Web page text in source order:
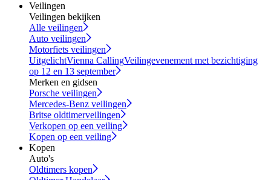
Veilingen
Veilingen bekijken
Alle veilingen
Auto veilingen
Motorfiets veilingen
UitgelichtVienna CallingVeilingevenement met bezichtiging
op 12 en 13 september
Merken en gidsen
Porsche veilingen
Mercedes-Benz veilingen
Britse oldtimerveilingen
Verkopen op een veiling
Kopen op een veiling
Kopen
Auto's
Oldtimers kopen